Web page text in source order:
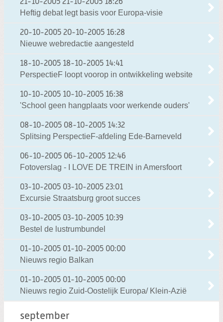
21-10-2005 21-10-2005 18:26
Heftig debat legt basis voor Europa-visie
20-10-2005 20-10-2005 16:28
Nieuwe webredactie aangesteld
18-10-2005 18-10-2005 14:41
PerspectieF loopt voorop in ontwikkeling website
10-10-2005 10-10-2005 16:38
'School geen hangplaats voor werkende ouders'
08-10-2005 08-10-2005 14:32
Splitsing PerspectieF-afdeling Ede-Barneveld
06-10-2005 06-10-2005 12:46
Fotoverslag - I LOVE DE TREIN in Amersfoort
03-10-2005 03-10-2005 23:01
Excursie Straatsburg groot succes
03-10-2005 03-10-2005 10:39
Bestel de lustrumbundel
01-10-2005 01-10-2005 00:00
Nieuws regio Balkan
01-10-2005 01-10-2005 00:00
Nieuws regio Zuid-Oostelijk Europa/ Klein-Azië
september